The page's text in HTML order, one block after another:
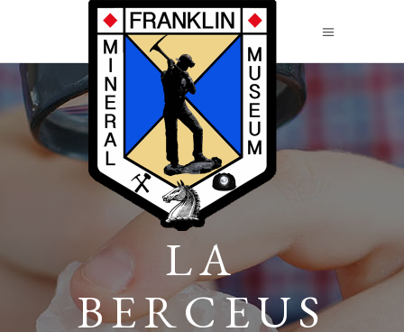
LA
BERCEUS